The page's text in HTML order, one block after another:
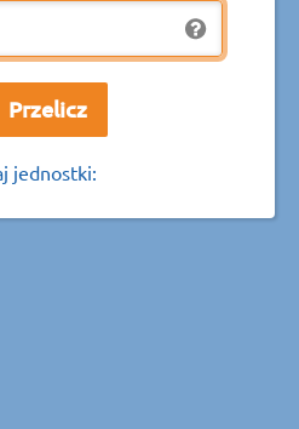
jednostki: